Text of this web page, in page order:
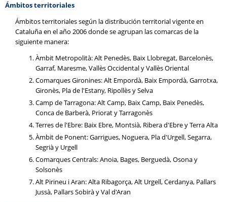
Ámbitos territoriales
Ámbitos territoriales según la distribución territorial vigente en
Cataluña en el año 2006 donde se agrupan las comarcas de la
siguiente manera:
Àmbit Metropolità: Alt Penedès, Baix Llobregat, Barcelonès,
Garraf, Maresme, Vallès Occidental y Vallès Oriental
Comarques Gironines: Alt Empordà, Baix Empordà, Garrotxa,
Gironès, Pla de l'Estany, Ripollès y Selva
Camp de Tarragona: Alt Camp, Baix Camp, Baix Penedès,
Conca de Barberà, Priorat y Tarragonès
Terres de l'Ebre: Baix Ebre, Montsià, Ribera d'Ebre y Terra Alta
Àmbit de Ponent: Garrigues, Noguera, Pla d'Urgell, Segarra,
Segrià y Urgell
Comarques Centrals: Anoia, Bages, Berguedà, Osona y
Solsonès
Alt Pirineu i Aran: Alta Ribagorça, Alt Urgell, Cerdanya, Pallars
Jussà, Pallars Sobirà y Val d'Aran